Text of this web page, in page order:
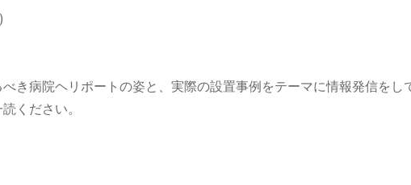
き病院ヘリポートの姿と、実際の設置事例をテーマに情報発信を
ください。